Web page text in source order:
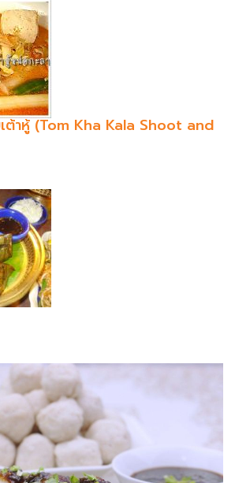
ต้าหู้ (Tom Kha Kala Shoot and